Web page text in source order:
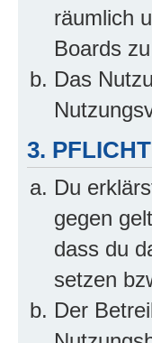
räumlich
Boards
Das
3.
Du
gegen
dass du
setzen
Der